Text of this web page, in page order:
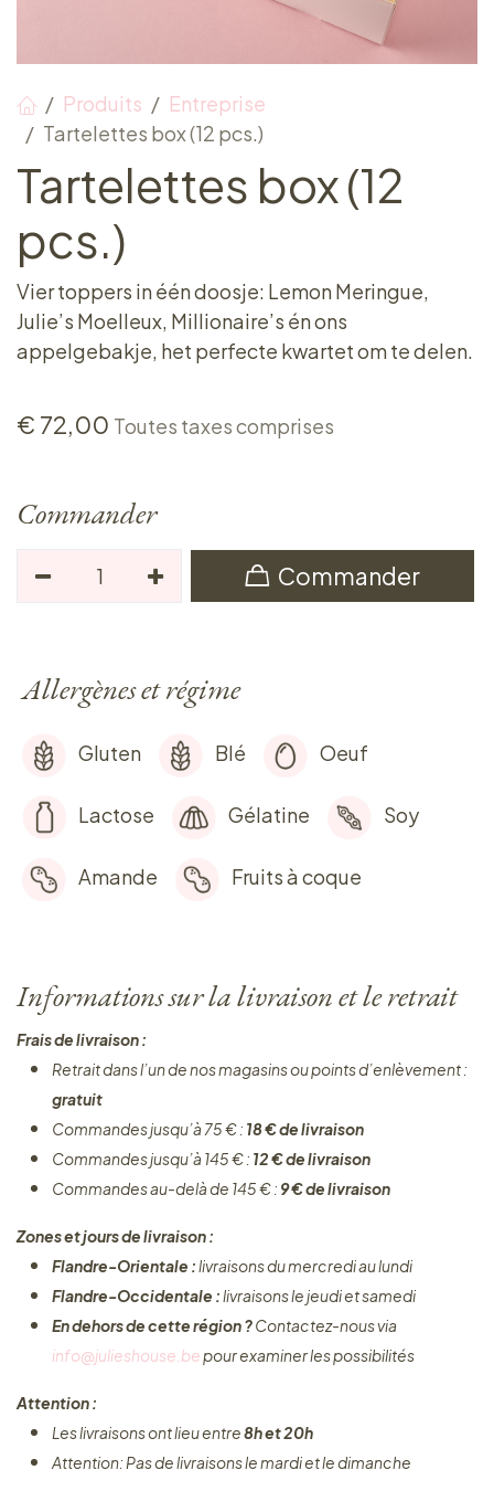
Produits
Entreprise
Tartelettes box (12 pcs.)
Tartelettes box (12
pcs.)
Vier toppers in één doosje: Lemon Meringue,
Julie’s Moelleux, Millionaire’s én ons
appelgebakje, het perfecte kwartet om te delen.
€ 72,00 Toutes taxes comprises
Commander
Commander
Allergènes et régime
Gluten Blé Oeuf
Lactose Gélatine Soy
Amande Fruits à coque
Informations sur la livraison et le retrait
Frais de livraison :
Retrait dans l’un de nos magasins ou points d’enlèvement :
gratuit
Commandes jusqu’à 75 € : 18 € de livraison
Commandes jusqu’à 145 € : 12 € de livraison
Commandes au-delà de 145 € : 9 € de livraison
Zones et jours de livraison :
Flandre-Orientale :livraisons du mercredi au lundi
Flandre-Occidentale :livraisons le jeudi et samedi
En dehors de cette région ?Contactez-nous via
info@julieshouse.bepour examiner les possibilités
Attention :
Les livraisons ont lieu entre8h et 20h
Attention: Pas de livraisons le mardi et le dimanche